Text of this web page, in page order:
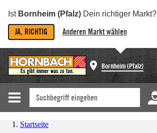
Ist Bornheim (Pfalz) Dein richtiger Markt?
JA, RICHTIG Anderen Markt wählen
Bornheim (Pfalz)
Startseite